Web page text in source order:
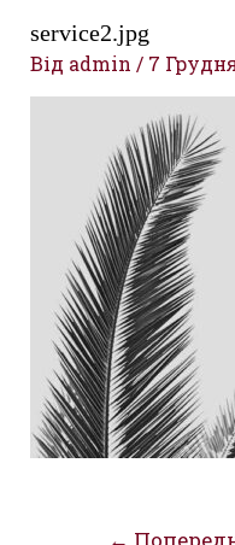
service2.jpg
Від admin / 7
Навігація